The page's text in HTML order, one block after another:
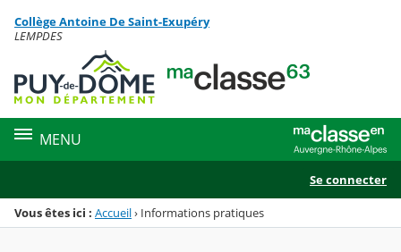
Menu de la rubrique
Contenu
Collège Antoine De Saint-Exupéry
LEMPDES
MENU
Se connecter
Vous êtes ici : Accueil› Informations pratiques